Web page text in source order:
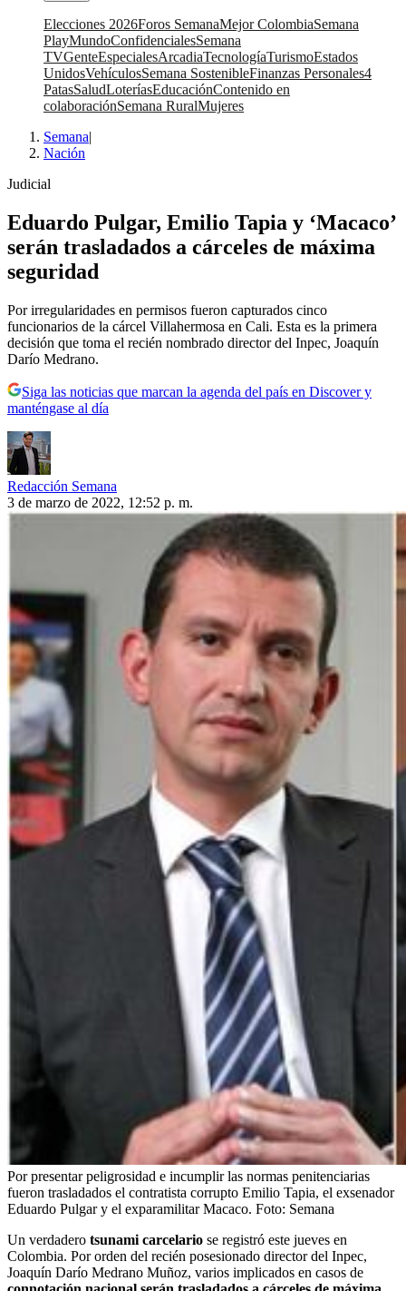
Elecciones 2026Foros SemanaMejor ColombiaSemana
PlayMundoConfidencialesSemana
TVGenteEspecialesArcadiaTecnologíaTurismoEstados
UnidosVehículosSemana SostenibleFinanzas Personales4
PatasSaludLoteríasEducaciónContenido en
colaboraciónSemana RuralMujeres
Semana|
Nación
Judicial
Eduardo Pulgar, Emilio Tapia y ‘Macaco’
serán trasladados a cárceles de máxima
seguridad
Por irregularidades en permisos fueron capturados cinco
funcionarios de la cárcel Villahermosa en Cali. Esta es la primera
decisión que toma el recién nombrado director del Inpec, Joaquín
Darío Medrano.
Siga las noticias que marcan la agenda del país en Discover y
manténgase al día
Redacción Semana
3 de marzo de 2022, 12:52 p. m.
Por presentar peligrosidad e incumplir las normas penitenciarias
fueron trasladados el contratista corrupto Emilio Tapia, el exsenador
Eduardo Pulgar y el exparamilitar Macaco. Foto: Semana
Un verdadero tsunami carcelario se registró este jueves en
Colombia. Por orden del recién posesionado director del Inpec,
Joaquín Darío Medrano Muñoz, varios implicados en casos de